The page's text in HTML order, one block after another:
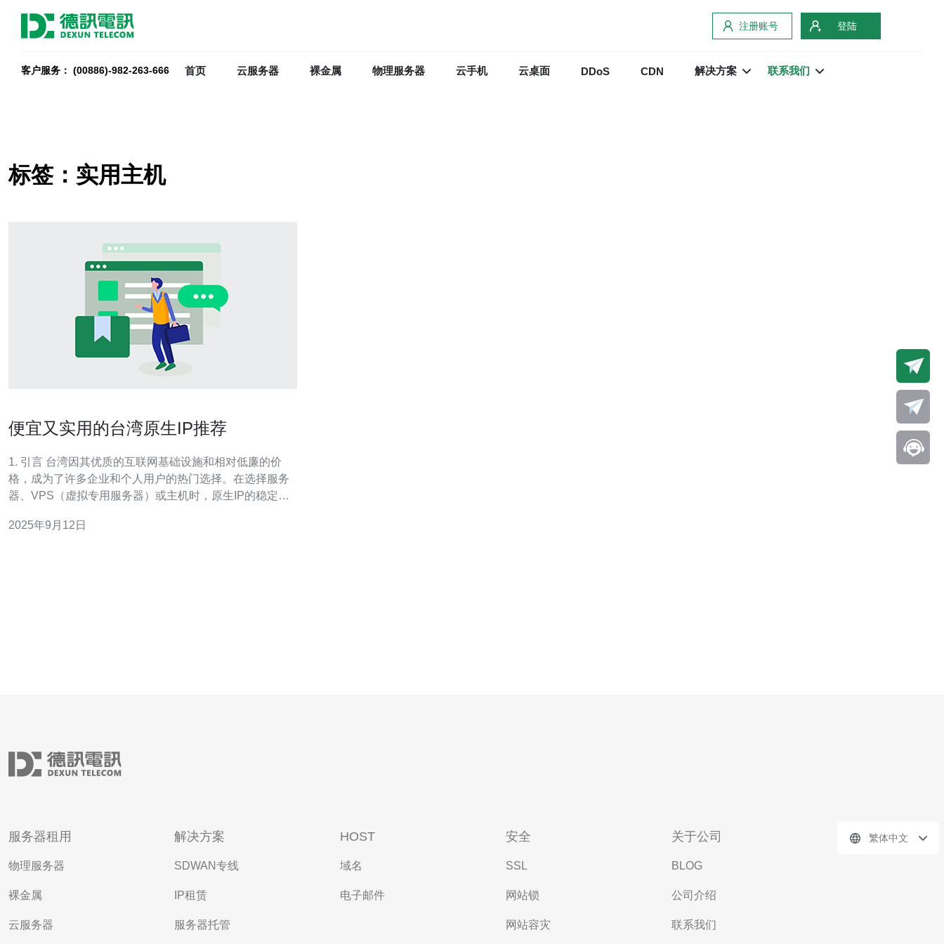
注册账号 登陆
客户服务： (00886)-982-263-666 首页 云服务器 裸金属 物理服务器 云手机 云桌面 DDoS CDN 解决方案 联系我们
标签：实用主机
便宜又实用的台湾原生IP推荐
1. 引言 台湾因其优质的互联网基础设施和相对低廉的价
格，成为了许多企业和个人用户的热门选择。在选择服务
器、VPS（虚拟专用服务器）或主机时，原生IP的稳定性
IP，并提供真实案例与服务器配置数据，帮助您做出明智
2025年9月12日
服务器租用
物理服务器
裸金属
云服务器
解决方案
SDWAN专线
IP租赁
服务器托管
HOST
域名
电子邮件
安全
SSL
网站锁
网站容灾
关于公司
BLOG
公司介绍
联系我们
繁体中文